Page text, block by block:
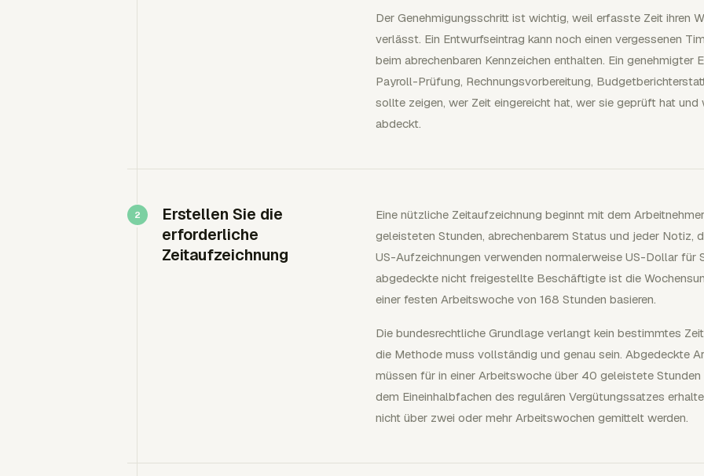
Der Genehmigungsschritt ist wichtig, weil erfasste Zeit ihren
verlässt. Ein Entwurfseintrag kann noch einen vergessenen
beim abrechenbaren Kennzeichen enthalten. Ein
Payroll-Prüfung, Rechnungsvorbereitung,
sollte zeigen, wer Zeit eingereicht hat, wer sie geprüft hat und
abdeckt.
Erstellen Sie die
erforderliche
Zeitaufzeichnung
Eine nützliche Zeitaufzeichnung beginnt mit dem
geleisteten Stunden, abrechenbarem Status und jeder Notiz,
US-Aufzeichnungen verwenden normalerweise US-Dollar für
abgedeckte nicht freigestellte Beschäftigte ist die
einer festen Arbeitswoche von 168 Stunden basieren.
Die bundesrechtliche Grundlage verlangt kein bestimmtes
die Methode muss vollständig und genau sein. Abgedeckte
müssen für in einer Arbeitswoche über 40 geleistete
dem Eineinhalbfachen des regulären Vergütungssatzes
nicht über zwei oder mehr Arbeitswochen gemittelt werden.